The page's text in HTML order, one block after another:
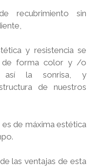
recubrimiento sin
y resistencia se
de forma color y /o
así la sonrisa, y
de nuestros
de máxima estética
las ventajas de esta